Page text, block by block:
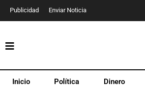
Publicidad Enviar Noticia
Inicio Política Dinero